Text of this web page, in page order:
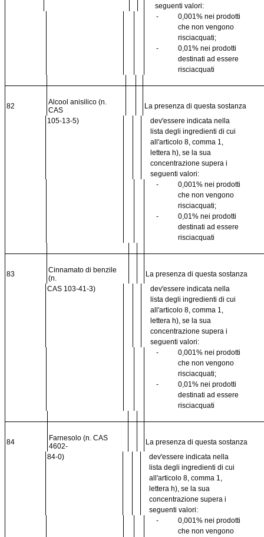
seguenti valori:
-
0,001% nei prodotti
che non vengono
risciacquati;
-
0,01% nei prodotti
destinati ad essere
risciacquati
82
Alcool anisilico (n.
CAS
La presenza di questa sostanza
105-13-5)
dev'essere indicata nella
lista degli ingredienti di cui
all'articolo 8, comma 1,
lettera h), se la sua
concentrazione supera i
seguenti valori:
-
0,001% nei prodotti
che non vengono
risciacquati;
-
0,01% nei prodotti
destinati ad essere
risciacquati
83
Cinnamato di benzile
(n.
La presenza di questa sostanza
CAS 103-41-3)
dev'essere indicata nella
lista degli ingredienti di cui
all'articolo 8, comma 1,
lettera h), se la sua
concentrazione supera i
seguenti valori:
-
0,001% nei prodotti
che non vengono
risciacquati;
-
0,01% nei prodotti
destinati ad essere
risciacquati
84
Farnesolo (n. CAS
4602-
La presenza di questa sostanza
84-0)
dev'essere indicata nella
lista degli ingredienti di cui
all'articolo 8, comma 1,
lettera h), se la sua
concentrazione supera i
seguenti valori:
-
0,001% nei prodotti
che non vengono